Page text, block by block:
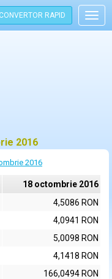
CONVERTOR RAPID
2016
2016
18 octombrie 2016
4,5086 RON
4,0941 RON
5,0098 RON
4,1418 RON
166,0494 RON